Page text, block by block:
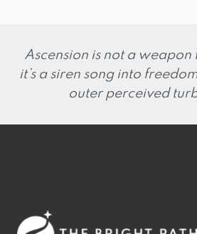
Ascension is not a weapon
it’s a siren song into
outer perceived